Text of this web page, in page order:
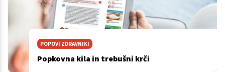
POPOVI ZDRAVNIKI
Popkovna kila in trebušni krči